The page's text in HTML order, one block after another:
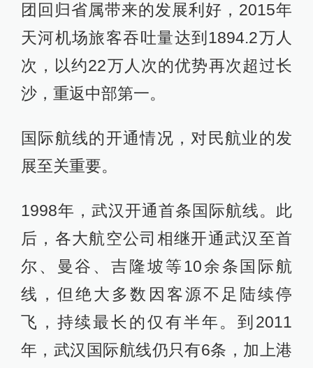
团回归省属带来的发展利好，2015年
天河机场旅客吞吐量达到1894.2万人
次，以约22万人次的优势再次超过长
沙，重返中部第一。
国际航线的开通情况，对民航业的发
展至关重要。
1998年，武汉开通首条国际航线。此
后，各大航空公司相继开通武汉至首
尔、曼谷、吉隆坡等10余条国际航
线，但绝大多数因客源不足陆续停
飞，持续最长的仅有半年。到2011
年，武汉国际航线仍只有6条，加上港